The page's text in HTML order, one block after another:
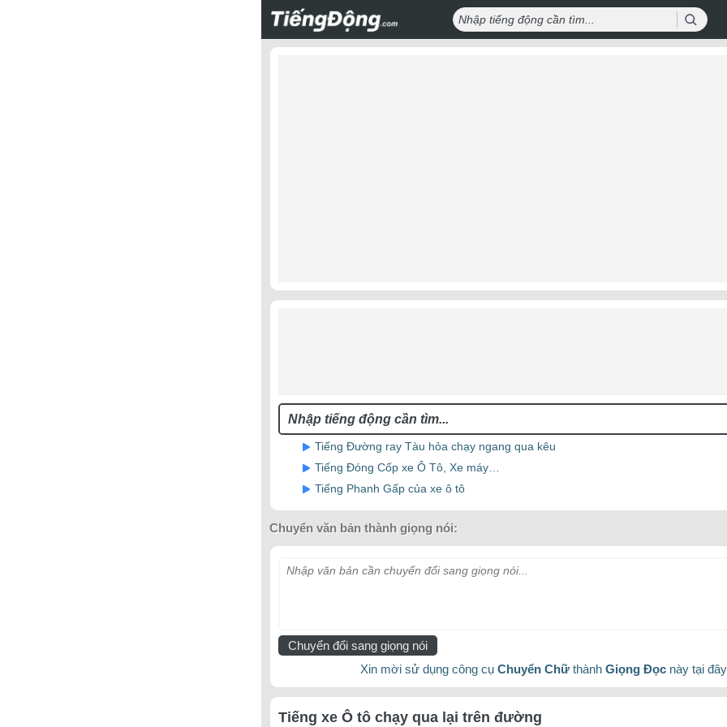
Tiếng Đường ray Tàu hỏa chạy ngang qua kêu
Tiếng Đóng Cốp xe Ô Tô, Xe máy…
Tiếng Phanh Gấp của xe ô tô
Chuyển văn bản thành giọng nói:
Nhập văn bản cần chuyển đổi sang giọng nói...
Chuyển đổi sang giọng nói
Xin mời sử dụng công cụ Chuyển Chữ thành Giọng Đọc này tại
Tiếng xe Ô tô chạy qua lại trên đường